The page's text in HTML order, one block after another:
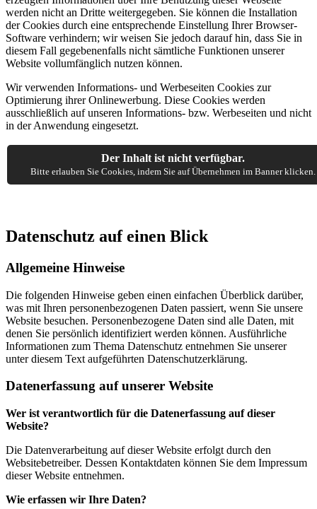
werden nicht an Dritte weitergegeben. Sie können die Installation
der Cookies durch eine entsprechende Einstellung Ihrer Browser-
Software verhindern; wir weisen Sie jedoch darauf hin, dass Sie in
diesem Fall gegebenenfalls nicht sämtliche Funktionen unserer
Website vollumfänglich nutzen können.
Wir verwenden Informations- und Werbeseiten Cookies zur
Optimierung ihrer Onlinewerbung. Diese Cookies werden
ausschließlich auf unseren Informations- bzw. Werbeseiten und nicht
in der Anwendung eingesetzt.
Der Inhalt ist nicht verfügbar.
Bitte erlauben Sie Cookies, indem Sie auf Übernehmen im Banner klicken.
Datenschutz auf einen Blick
Allgemeine Hinweise
Die folgenden Hinweise geben einen einfachen Überblick darüber,
was mit Ihren personenbezogenen Daten passiert, wenn Sie unsere
Website besuchen. Personenbezogene Daten sind alle Daten, mit
denen Sie persönlich identifiziert werden können. Ausführliche
Informationen zum Thema Datenschutz entnehmen Sie unserer
unter diesem Text aufgeführten Datenschutzerklärung.
Datenerfassung auf unserer Website
Wer ist verantwortlich für die Datenerfassung auf dieser
Website?
Die Datenverarbeitung auf dieser Website erfolgt durch den
Websitebetreiber. Dessen Kontaktdaten können Sie dem Impressum
dieser Website entnehmen.
Wie erfassen wir Ihre Daten?